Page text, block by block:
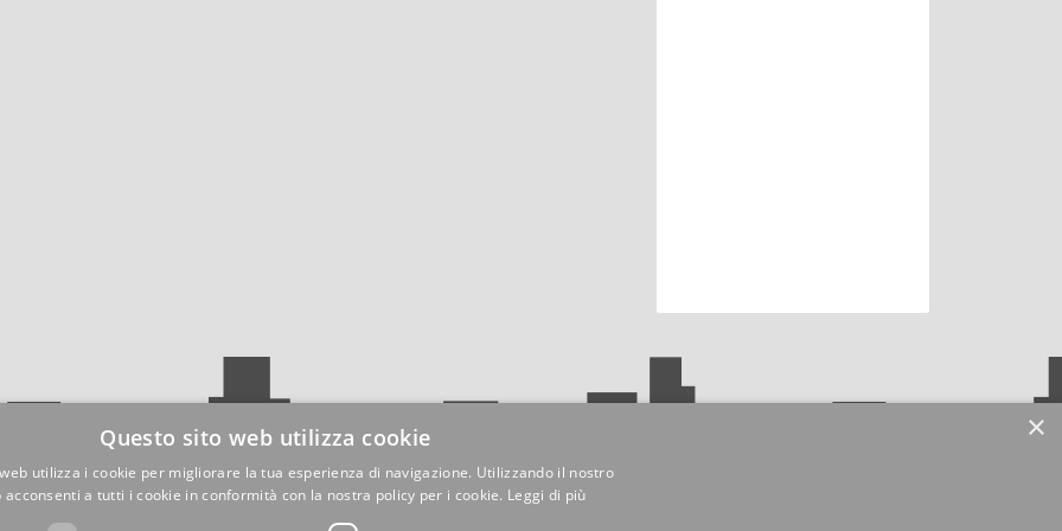
×
Questo sito web utilizza cookie
utilizza i cookie per migliorare la tua esperienza di navigazione. Utilizzando il nostro
acconsenti a tutti i cookie in conformità con la nostra policy per i cookie. Leggi di più